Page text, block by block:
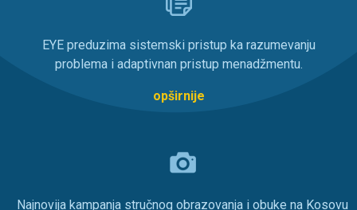
EYE preduzima sistemski pristup ka razumevanju
problema i adaptivnan pristup menadžmentu.
opširnije
Najnovija kampanja stručnog obrazovanja i obuke na Kosovu